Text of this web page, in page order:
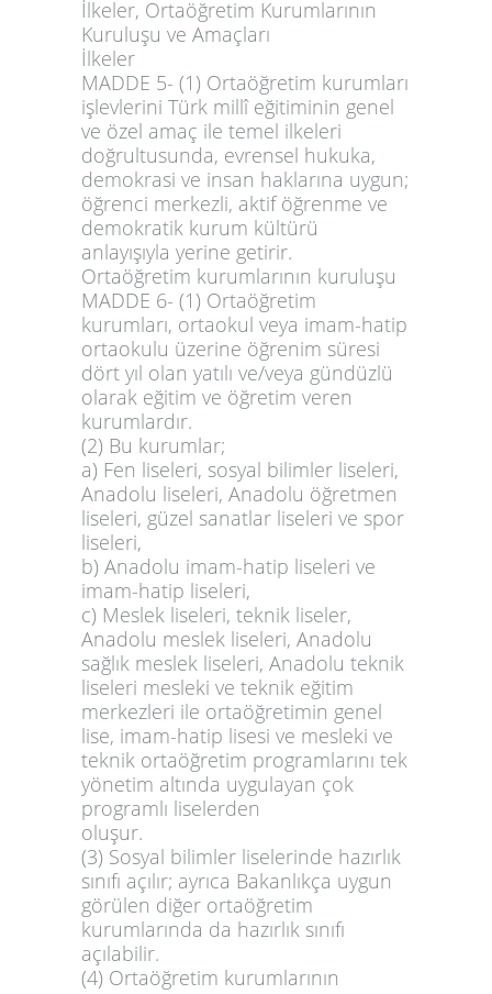
İlkeler, Ortaöğretim Kurumlarının
Kuruluşu ve Amaçları
İlkeler
MADDE 5- (1) Ortaöğretim kurumları
işlevlerini Türk millî eğitiminin genel
ve özel amaç ile temel ilkeleri
doğrultusunda, evrensel hukuka,
demokrasi ve insan haklarına uygun;
öğrenci merkezli, aktif öğrenme ve
demokratik kurum kültürü
anlayışıyla yerine getirir.
Ortaöğretim kurumlarının kuruluşu
MADDE 6- (1) Ortaöğretim
kurumları, ortaokul veya imam-hatip
ortaokulu üzerine öğrenim süresi
dört yıl olan yatılı ve/veya gündüzlü
olarak eğitim ve öğretim veren
kurumlardır.
(2) Bu kurumlar;
a) Fen liseleri, sosyal bilimler liseleri,
Anadolu liseleri, Anadolu öğretmen
liseleri, güzel sanatlar liseleri ve spor
liseleri,
b) Anadolu imam-hatip liseleri ve
imam-hatip liseleri,
c) Meslek liseleri, teknik liseler,
Anadolu meslek liseleri, Anadolu
sağlık meslek liseleri, Anadolu teknik
liseleri mesleki ve teknik eğitim
merkezleri ile ortaöğretimin genel
lise, imam-hatip lisesi ve mesleki ve
teknik ortaöğretim programlarını tek
yönetim altında uygulayan çok
programlı liselerden
oluşur.
(3) Sosyal bilimler liselerinde hazırlık
sınıfı açılır; ayrıca Bakanlıkça uygun
görülen diğer ortaöğretim
kurumlarında da hazırlık sınıfı
açılabilir.
(4) Ortaöğretim kurumlarının